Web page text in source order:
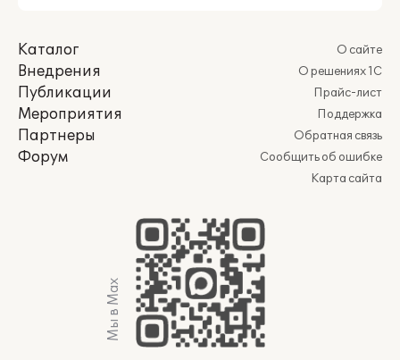
Каталог
Внедрения
Публикации
Мероприятия
Партнеры
Форум
О сайте
О решениях 1С
Прайс-лист
Поддержка
Обратная связь
Сообщить об ошибке
Карта сайта
Мы в Max